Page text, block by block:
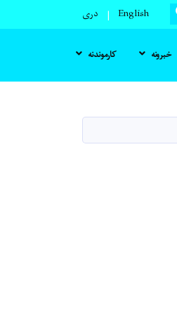
SEARCH
English دری
خبرونه کارموندنه